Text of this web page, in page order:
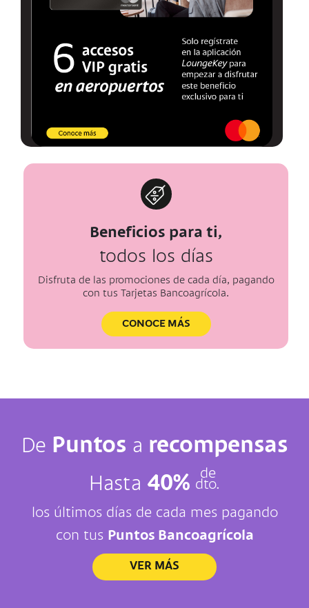
Beneficios para ti,
todos los días
Disfruta de las promociones de cada día, pagando
con tus Tarjetas Bancoagrícola.
CONOCE MÁS
De Puntos a recompensas
Hasta 40% de
dto.
los últimos días de cada mes pagando
con tus Puntos Bancoagrícola
VER MÁS